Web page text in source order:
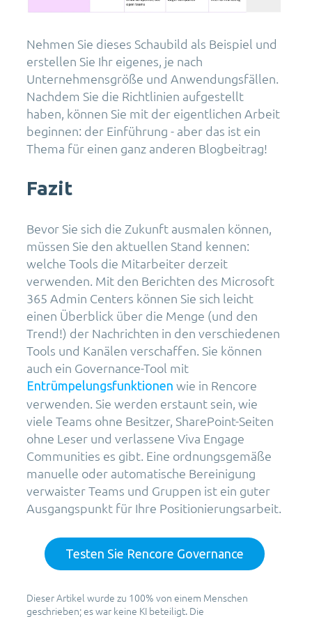
Nehmen Sie dieses Schaubild als Beispiel und
erstellen Sie Ihr eigenes, je nach
Unternehmensgröße und Anwendungsfällen.
Nachdem Sie die Richtlinien aufgestellt
haben, können Sie mit der eigentlichen Arbeit
beginnen: der Einführung - aber das ist ein
Thema für einen ganz anderen Blogbeitrag!
Fazit
Bevor Sie sich die Zukunft ausmalen können,
müssen Sie den aktuellen Stand kennen:
welche Tools die Mitarbeiter derzeit
verwenden. Mit den Berichten des Microsoft
365 Admin Centers können Sie sich leicht
einen Überblick über die Menge (und den
Trend!) der Nachrichten in den verschiedenen
Tools und Kanälen verschaffen. Sie können
auch ein Governance-Tool mit
Entrümpelungsfunktionen wie in Rencore
verwenden. Sie werden erstaunt sein, wie
viele Teams ohne Besitzer, SharePoint-Seiten
ohne Leser und verlassene Viva Engage
Communities es gibt. Eine ordnungsgemäße
manuelle oder automatische Bereinigung
verwaister Teams und Gruppen ist ein guter
Ausgangspunkt für Ihre Positionierungsarbeit.
Testen Sie Rencore Governance
Dieser Artikel wurde zu 100% von einem Menschen
geschrieben; es war keine KI beteiligt. Die